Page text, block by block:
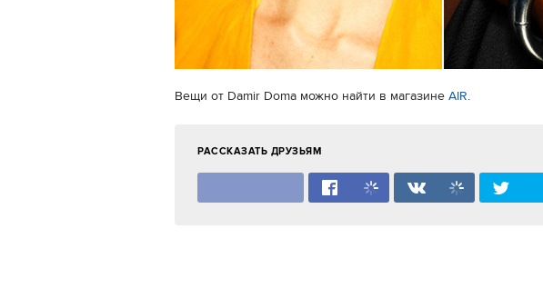
Вещи от Damir Doma можно найти в магазине AIR.
РАССКАЗАТЬ ДРУЗЬЯМ